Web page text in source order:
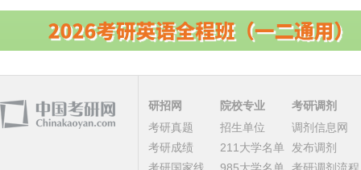
研招网
考研真题
考研成绩
院校专业
招生单位
211大学名单
考研调剂
调剂信息网
发布调剂